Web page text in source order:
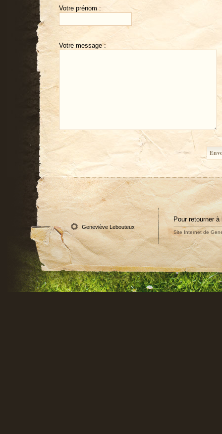
Votre prénom :
Votre message :
Geneviève Lebouteux
Pour retourner
Site Internet de